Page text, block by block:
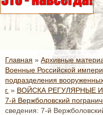
Главная » Архивные
Военные Российской
подразделения
г. » ВОЙСКА РЕГУЛЯРНЫЕ
7-й Вержболовский
сведения: 7-й